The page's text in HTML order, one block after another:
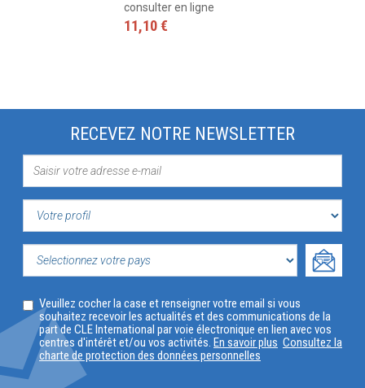
consulter en ligne
11,10 €
RECEVEZ NOTRE NEWSLETTER
VOTRE
PROFIL
VOTRE
PAYS
Veuillez cocher la case et renseigner votre email si vous
souhaitez recevoir les actualités et des communications de la
part de CLE International par voie électronique en lien avec vos
centres d'intérêt et/ou vos activités. En savoir plus Consultez la
charte de protection des données personnelles